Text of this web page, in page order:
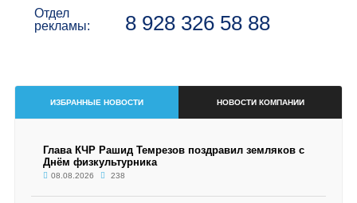
Отдел
рекламы:
8 928 326 58 88
ИЗБРАННЫЕ НОВОСТИ НОВОСТИ КОМПАНИИ
Глава КЧР Рашид Темрезов поздравил земляков с
Днём физкультурника
08.08.2026 238